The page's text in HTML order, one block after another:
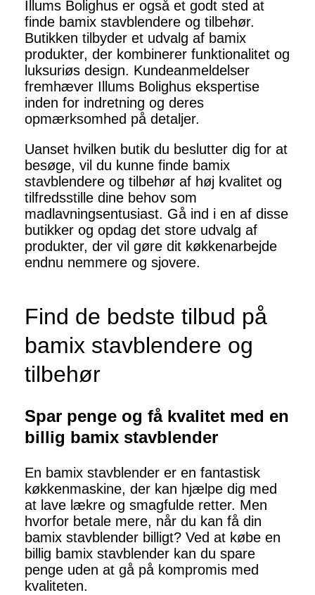
Illums Bolighus er også et godt sted at
finde bamix stavblendere og tilbehør.
Butikken tilbyder et udvalg af bamix
produkter, der kombinerer funktionalitet og
luksuriøs design. Kundeanmeldelser
fremhæver Illums Bolighus ekspertise
inden for indretning og deres
opmærksomhed på detaljer.
Uanset hvilken butik du beslutter dig for at
besøge, vil du kunne finde bamix
stavblendere og tilbehør af høj kvalitet og
tilfredsstille dine behov som
madlavningsentusiast. Gå ind i en af disse
butikker og opdag det store udvalg af
produkter, der vil gøre dit køkkenarbejde
endnu nemmere og sjovere.
Find de bedste tilbud på
bamix stavblendere og
tilbehør
Spar penge og få kvalitet med en
billig bamix stavblender
En bamix stavblender er en fantastisk
køkkenmaskine, der kan hjælpe dig med
at lave lækre og smagfulde retter. Men
hvorfor betale mere, når du kan få din
bamix stavblender billigt? Ved at købe en
billig bamix stavblender kan du spare
penge uden at gå på kompromis med
kvaliteten.